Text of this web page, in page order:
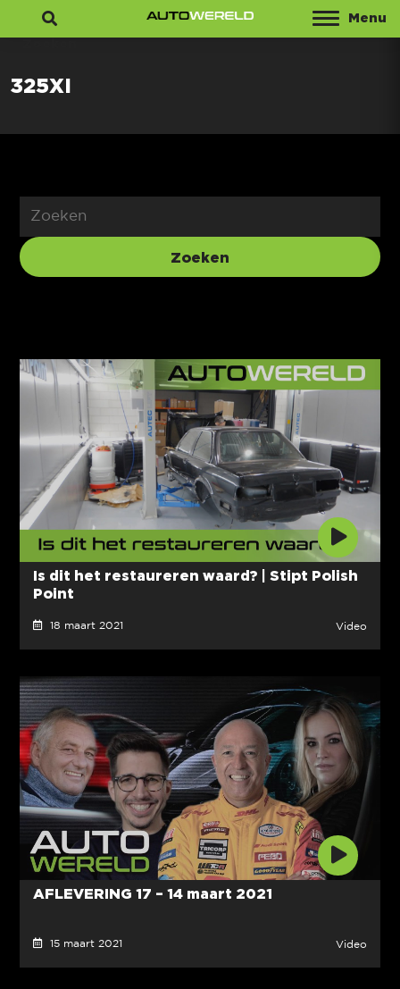
Menu
325XI
Is dit het restaureren waard? | Stipt Polish
Point
18 maart 2021 Video
AFLEVERING 17 – 14 maart 2021
15 maart 2021 Video